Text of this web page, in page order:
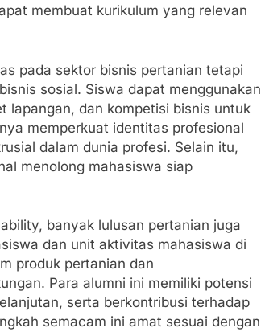
membuat kurikulum yang relevan
pada sektor bisnis pertanian tetapi
sosial. Siswa dapat menggunakan
lapangan, dan kompetisi bisnis untuk
memperkuat identitas profesional
dalam dunia profesi. Selain itu,
menolong mahasiswa siap
banyak lulusan pertanian juga
dan unit aktivitas mahasiswa di
produk pertanian dan
Para alumni ini memiliki potensi
serta berkontribusi terhadap
semacam ini amat sesuai dengan